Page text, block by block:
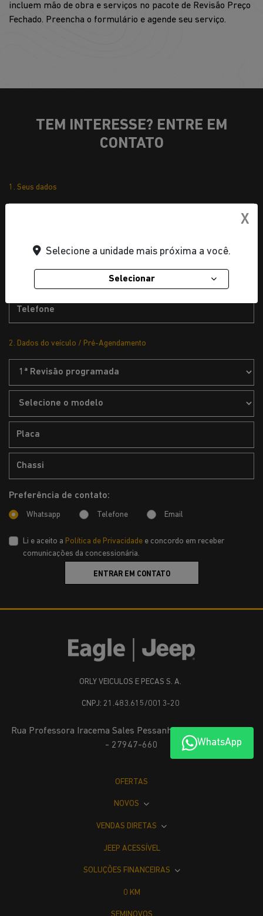
incluem mão de obra e serviços no pacote de Revisão Preço
Fechado. Preencha o formulário e agende seu serviço.
TEM INTERESSE? ENTRE EM
CONTATO
1. Seus dados
2. Dados do veículo / Pré-Agendamento
Preferência de contato:
Whatsapp Telefone Email
Li e aceito a Política de Privacidade e concordo em receber
comunicações da concessionária.
ENTRAR EM CONTATO
WhatsApp
ORLY VEICULOS E PECAS S. A.
CNPJ: 21.483.615/0013-20
Rua Professora Iracema Sales Pessanha, 141 A - Botafogo,
- 27947-660
OFERTAS
NOVOS
VENDAS DIRETAS
JEEP ACESSÍVEL
SOLUÇÕES FINANCEIRAS
0 KM
X
Selecione a unidade mais próxima a você.
Selecionar